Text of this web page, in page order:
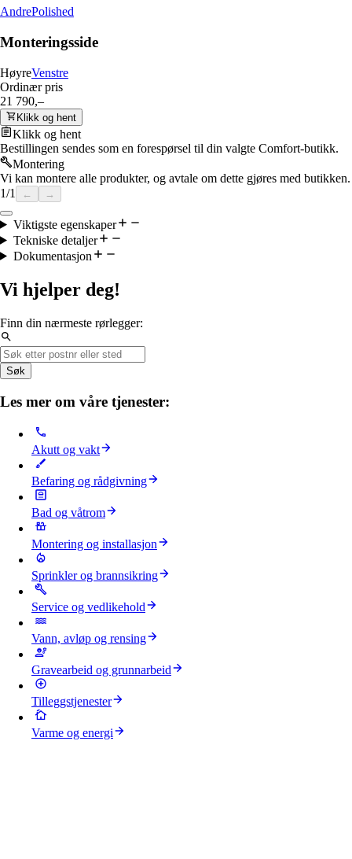
AndrePolished
Monteringsside
HøyreVenstre
Ordinær pris
21 790,–
Klikk og hent
Klikk og hent
Bestillingen sendes som en forespørsel til din valgte Comfort-butikk.
Montering
Vi kan montere alle produkter, og avtale om dette gjøres med butikken.
1/1 ← →
Viktigste egenskaper
Tekniske detaljer
Dokumentasjon
Vi hjelper deg!
Finn din nærmeste rørlegger:
Søk
Les mer om våre tjenester:
Akutt og vakt
Befaring og rådgivning
Bad og våtrom
Montering og installasjon
Sprinkler og brannsikring
Service og vedlikehold
Vann, avløp og rensing
Gravearbeid og grunnarbeid
Tilleggstjenester
Varme og energi